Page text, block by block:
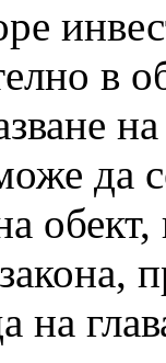
да
на